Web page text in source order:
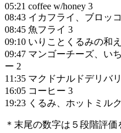
05:21 coffee w/honey 3
08:43 イカフライ、ブロッ
08:45 魚フライ 3
09:10 いりことくるみの和
09:47 マンゴーチーズ、い
ー 2
11:35 マクドナルドデリバ
16:05 コーヒー 3
19:23 くるみ、ホットミル
＊末尾の数字は５段階評価